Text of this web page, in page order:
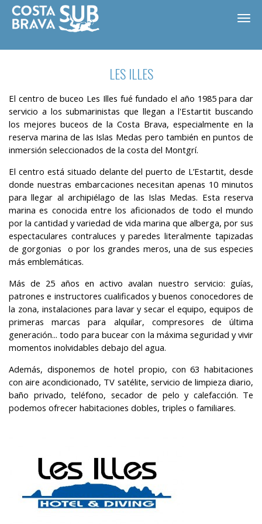
ES CA EN FR
LES ILLES
El centro de buceo Les Illes fué fundado el año 1985 para dar
servicio a los submarinistas que llegan a l'Estartit buscando
los mejores buceos de la Costa Brava, especialmente en la
reserva marina de las Islas Medas pero también en puntos de
inmersión seleccionados de la costa del Montgrí.
El centro está situado delante del puerto de L’Estartit, desde
donde nuestras embarcaciones necesitan apenas 10 minutos
para llegar al archipiélago de las Islas Medas. Esta reserva
marina es conocida entre los aficionados de todo el mundo
por la cantidad y variedad de vida marina que alberga, por sus
espectaculares contraluces y paredes literalmente tapizadas
de gorgonias o por los grandes meros, una de sus especies
más emblemáticas.
Más de 25 años en activo avalan nuestro servicio: guías,
patrones e instructores cualificados y buenos conocedores de
la zona, instalaciones para lavar y secar el equipo, equipos de
primeras marcas para alquilar, compresores de última
generación... todo para bucear con la máxima seguridad y vivir
momentos inolvidables debajo del agua.
Además, disponemos de hotel propio, con 63 habitaciones
con aire acondicionado, TV satélite, servicio de limpieza diario,
baño privado, teléfono, secador de pelo y calefacción. Te
podemos ofrecer habitaciones dobles, triples o familiares.
Modificar cookies